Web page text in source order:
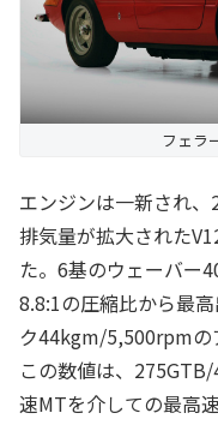
フェラ
エンジンは一新され
排気量が拡大された
た。6基のウェーバー
8.8:1の圧縮比から最
ク44kgm/5,500rpmの
この数値は、
速MTを介しての最高